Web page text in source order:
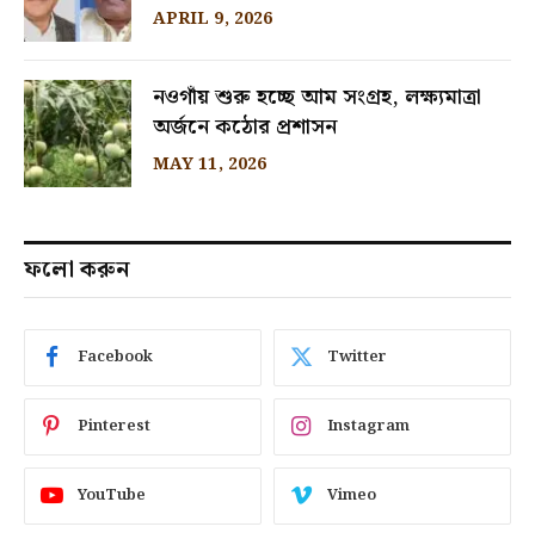
APRIL 9, 2026
নওগাঁয় শুরু হচ্ছে আম সংগ্রহ, লক্ষ্যমাত্রা
অর্জনে কঠোর প্রশাসন
MAY 11, 2026
ফলো করুন
Facebook Twitter
Pinterest Instagram
YouTube Vimeo